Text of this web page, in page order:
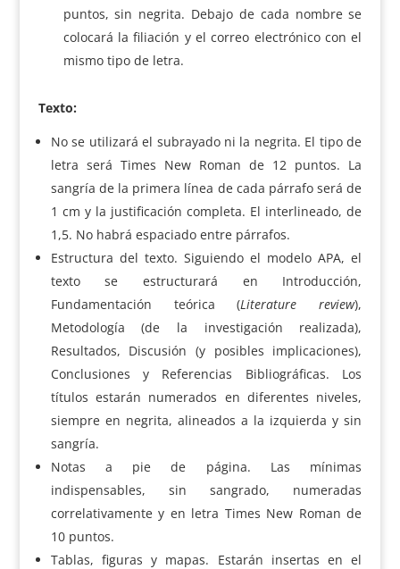
puntos, sin negrita. Debajo de cada nombre se
colocará la filiación y el correo electrónico con el
mismo tipo de letra.
Texto:
No se utilizará el subrayado ni la negrita. El tipo de
letra será Times New Roman de 12 puntos. La
sangría de la primera línea de cada párrafo será de
1 cm y la justificación completa. El interlineado, de
1,5. No habrá espaciado entre párrafos.
Estructura del texto. Siguiendo el modelo APA, el
texto se estructurará en Introducción,
Fundamentación teórica (Literature review),
Metodología (de la investigación realizada),
Resultados, Discusión (y posibles implicaciones),
Conclusiones y Referencias Bibliográficas. Los
títulos estarán numerados en diferentes niveles,
siempre en negrita, alineados a la izquierda y sin
sangría.
Notas a pie de página. Las mínimas
indispensables, sin sangrado, numeradas
correlativamente y en letra Times New Roman de
10 puntos.
Tablas, figuras y mapas. Estarán insertas en el